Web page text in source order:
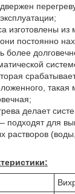
изготовлены из
постоянно
более
такая
делает
подходят для
растворов